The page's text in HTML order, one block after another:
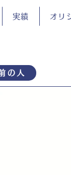
実績 オリ
の人